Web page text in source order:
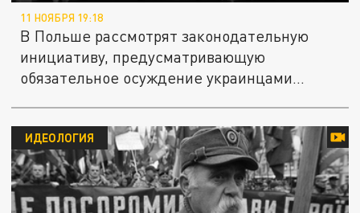
11 НОЯБРЯ 19:18
В Польше рассмотрят законодательную
инициативу, предусматривающую
обязательное осуждение украинцами...
ИДЕОЛОГИЯ